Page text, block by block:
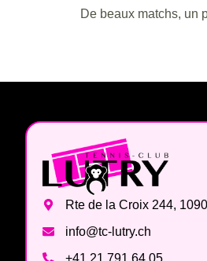
De beaux matchs, un
Rte de la Croix 244,
info@tc-lutry.ch
+41 21 791 64 05